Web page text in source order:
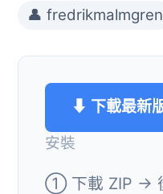
👤 fredrikmalmgren
⬇ 下載最新
安裝
① 下載 ZIP →